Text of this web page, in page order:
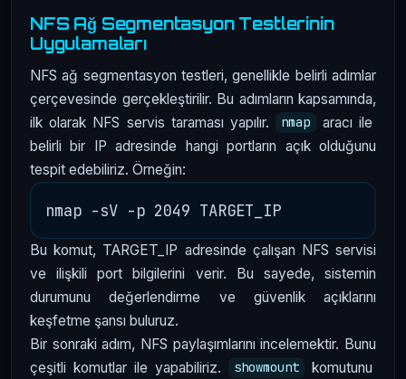
NFS Ağ Segmentasyon Testlerinin
Uygulamaları
NFS ağ segmentasyon testleri, genellikle belirli adımlar
çerçevesinde gerçekleştirilir. Bu adımların kapsamında,
ilk olarak NFS servis taraması yapılır.
nmap
aracı ile
belirli bir IP adresinde hangi portların açık olduğunu
tespit edebiliriz. Örneğin:
Bu komut, TARGET_IP adresinde çalışan NFS servisi
ve ilişkili port bilgilerini verir. Bu sayede, sistemin
durumunu değerlendirme ve güvenlik açıklarını
keşfetme şansı buluruz.
Bir sonraki adım, NFS paylaşımlarını incelemektir. Bunu
çeşitli komutlar ile yapabiliriz.
showmount
komutunu